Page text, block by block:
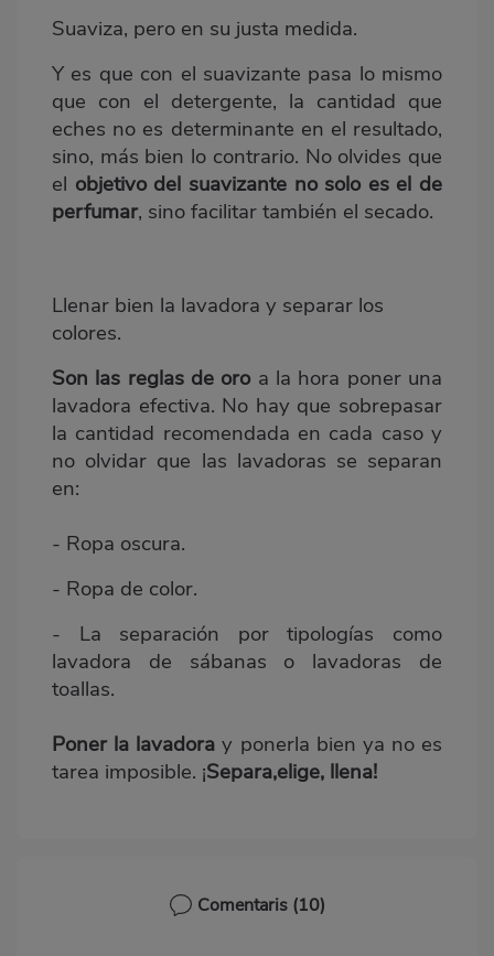
Suaviza, pero en su justa medida.
Y es que con el suavizante pasa lo mismo
que con el detergente, la cantidad que
eches no es determinante en el resultado,
sino, más bien lo contrario. No olvides que
el objetivo del suavizanteno solo es el de
perfumar, sino facilitar también el secado.
Llenar bien la lavadora y separar los
colores.
Son las reglas de oro a la hora poner una
lavadora efectiva. No hay que sobrepasar
la cantidad recomendada en cada caso y
no olvidar que las lavadoras se separan
en:
- Ropa oscura.
- Ropa de color.
- La separación por tipologías como
lavadora de sábanas o lavadoras de
toallas.
Poner la lavadora y ponerla bien ya no es
tarea imposible. ¡Separa,elige, llena!
Comentaris (10)